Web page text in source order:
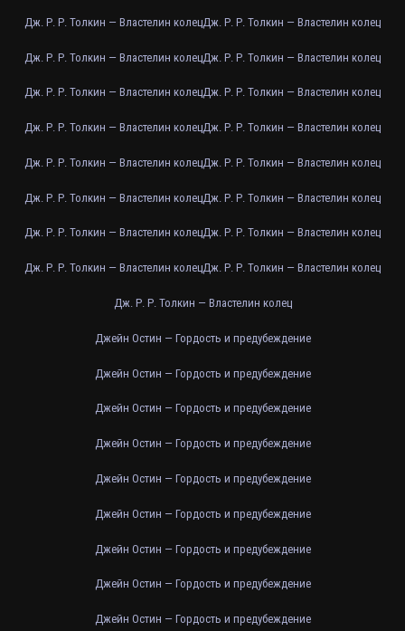
Дж. Р. Р. Толкин — Властелин колецДж. Р. Р. Толкин — Властелин колец
Дж. Р. Р. Толкин — Властелин колецДж. Р. Р. Толкин — Властелин колец
Дж. Р. Р. Толкин — Властелин колецДж. Р. Р. Толкин — Властелин колец
Дж. Р. Р. Толкин — Властелин колецДж. Р. Р. Толкин — Властелин колец
Дж. Р. Р. Толкин — Властелин колецДж. Р. Р. Толкин — Властелин колец
Дж. Р. Р. Толкин — Властелин колецДж. Р. Р. Толкин — Властелин колец
Дж. Р. Р. Толкин — Властелин колецДж. Р. Р. Толкин — Властелин колец
Дж. Р. Р. Толкин — Властелин колецДж. Р. Р. Толкин — Властелин колец
Дж. Р. Р. Толкин — Властелин колец
Джейн Остин — Гордость и предубеждение
Джейн Остин — Гордость и предубеждение
Джейн Остин — Гордость и предубеждение
Джейн Остин — Гордость и предубеждение
Джейн Остин — Гордость и предубеждение
Джейн Остин — Гордость и предубеждение
Джейн Остин — Гордость и предубеждение
Джейн Остин — Гордость и предубеждение
Джейн Остин — Гордость и предубеждение